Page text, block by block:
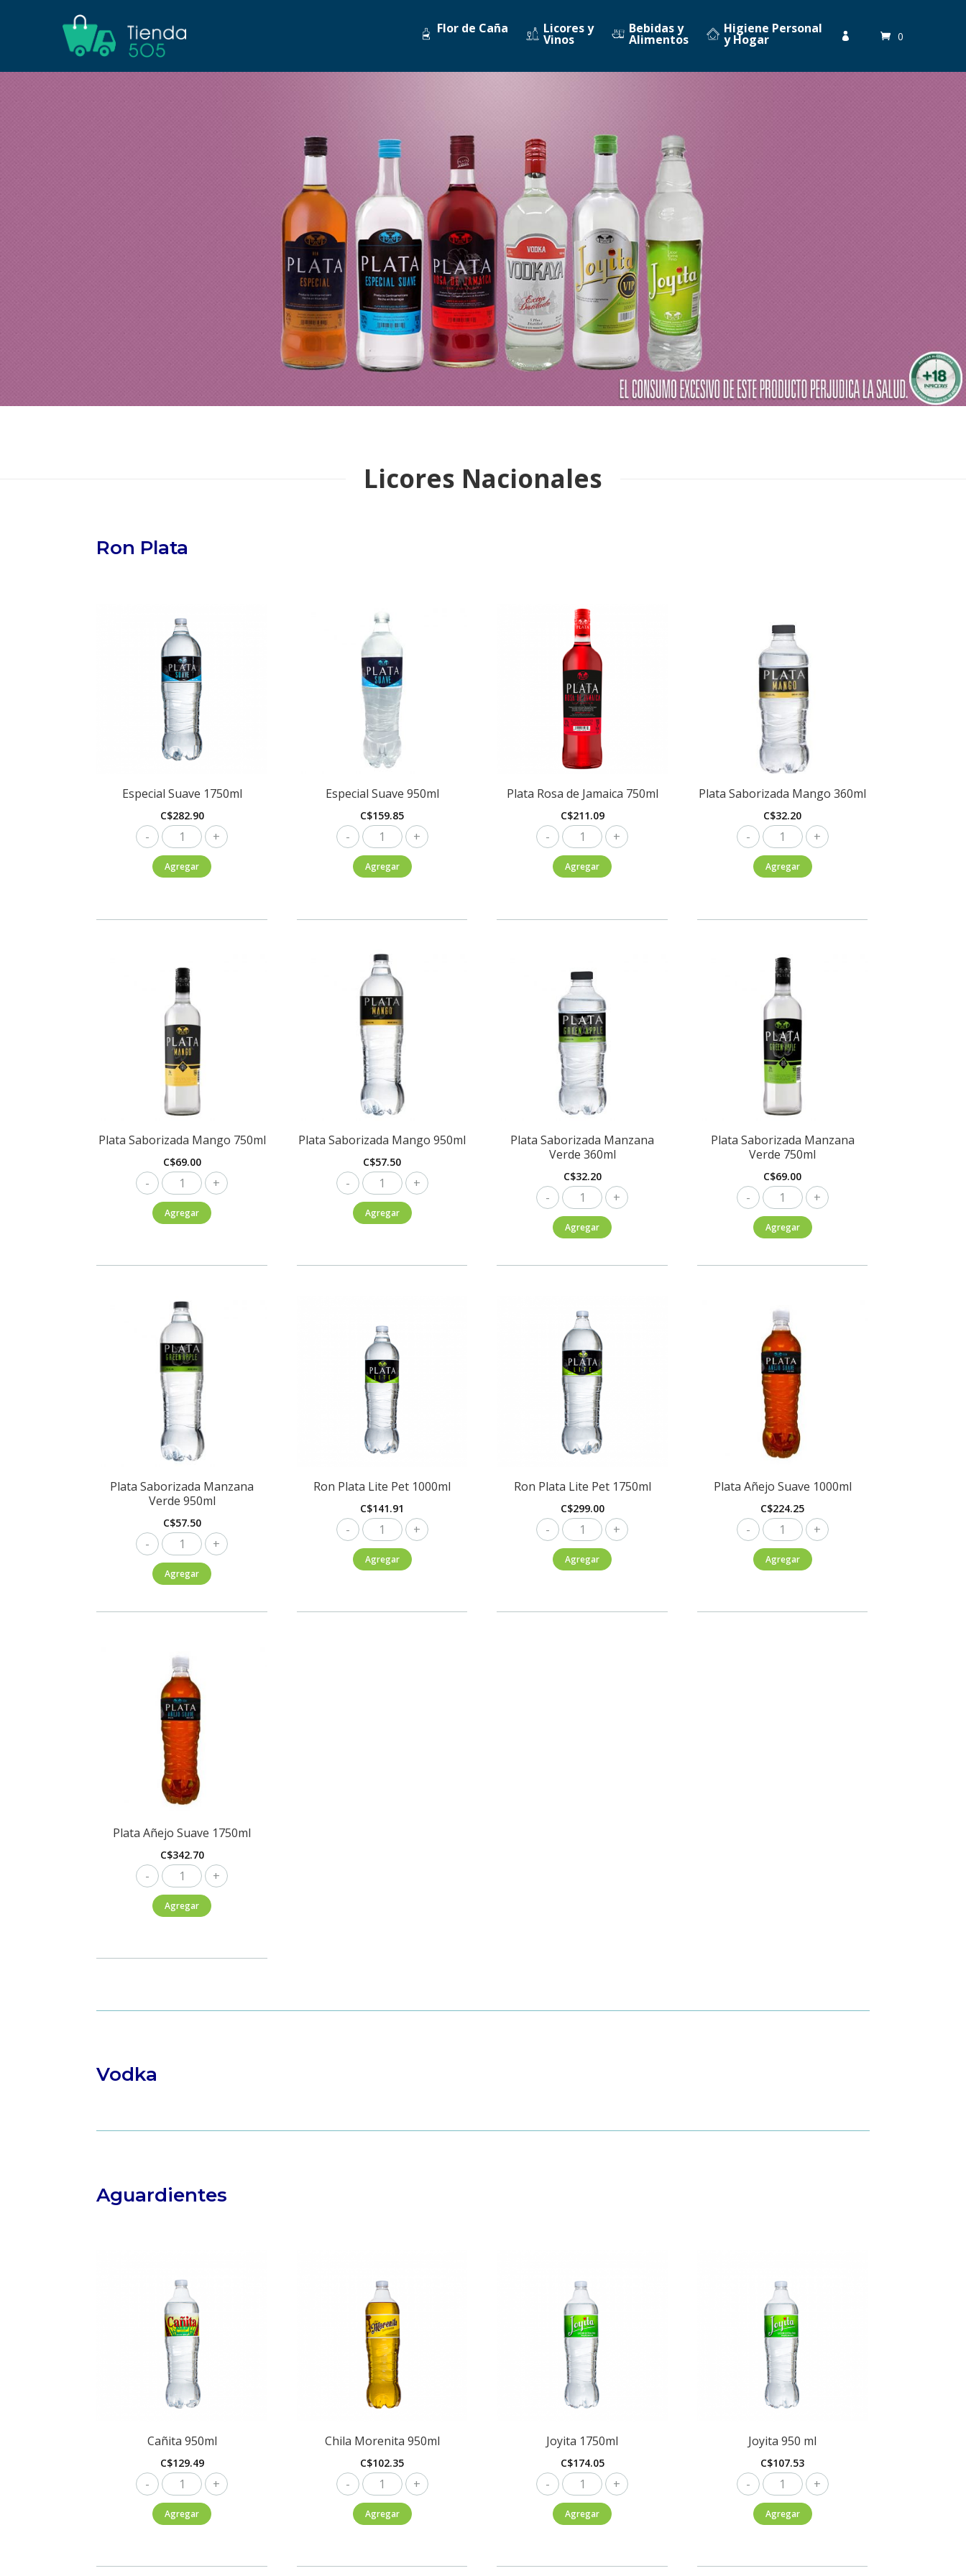
Flor de Caña Licores y
Vinos
Bebidas y
Alimentos
Higiene Personal
y Hogar  0
Licores Nacionales
Ron Plata
Especial Suave 1750ml
C$282.90
Especial
Suave
1750ml
Agregar
Especial Suave 950ml
C$159.85
Especial
Suave
950ml
Agregar
Plata Rosa de Jamaica 750ml
C$211.09
Plata
Rosa
de
Agregar
Plata Saborizada Mango 360ml
C$32.20
Plata
Saborizada
Mango
Agregar
Plata Saborizada Mango 750ml
C$69.00
Plata
Saborizada
Mango
Agregar
Plata Saborizada Mango 950ml
C$57.50
Plata
Saborizada
Mango
Agregar
Plata Saborizada Manzana
Verde 360ml
C$32.20
Plata
Saborizada
Manzana
360ml
Agregar
Plata Saborizada Manzana
Verde 750ml
C$69.00
Plata
Saborizada
Manzana
750ml
Agregar
Plata Saborizada Manzana
Verde 950ml
C$57.50
Plata
Saborizada
Manzana
950ml
Agregar
Ron Plata Lite Pet 1000ml
C$141.91
Ron
Plata
Lite
Agregar
Ron Plata Lite Pet 1750ml
C$299.00
Ron
Plata
Lite
Agregar
Plata Añejo Suave 1000ml
C$224.25
Plata
Añejo
Suave
Agregar
Plata Añejo Suave 1750ml
C$342.70
Plata
Añejo
Suave
Agregar
Vodka
Aguardientes
Cañita 950ml
C$129.49
Cañita
950ml
cantidad
Agregar
Chila Morenita 950ml
C$102.35
Chila
Morenita
950ml
Agregar
Joyita 1750ml
C$174.05
Joyita
1750ml
cantidad
Agregar
Joyita 950 ml
C$107.53
Joyita
950
ml
Agregar